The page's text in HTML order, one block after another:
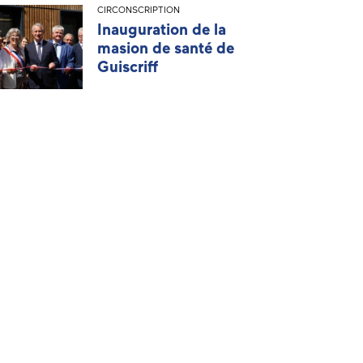
CIRCONSCRIPTION
Inauguration de la
masion de santé de
Guiscriff